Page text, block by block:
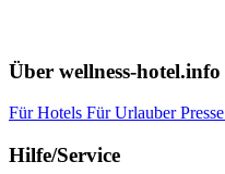
Über wellness-hotel.info
Für Hotels Für UrlauberPresse
Hilfe/Service